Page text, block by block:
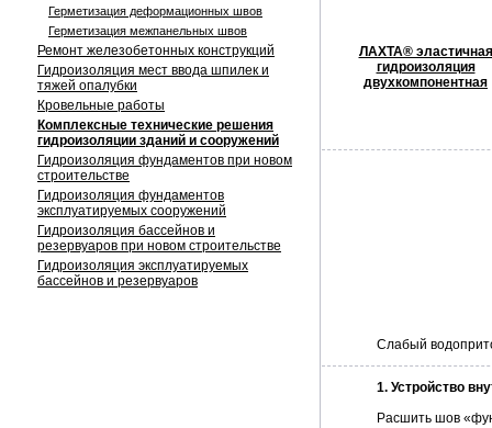
Герметизация деформационных швов
Герметизация межпанельных швов
Ремонт железобетонных конструкций
Гидроизоляция мест ввода шпилек и
тяжей опалубки
Кровельные работы
Комплексные технические решения
гидроизоляции зданий и сооружений
Гидроизоляция фундаментов при новом
строительстве
Гидроизоляция фундаментов
эксплуатируемых сооружений
Гидроизоляция бассейнов и
резервуаров при новом строительстве
Гидроизоляция эксплуатируемых
бассейнов и резервуаров
ЛАХТА® эластичная
гидроизоляция
двухкомпонентная
Слабый
1. Устройство
Расшить шов